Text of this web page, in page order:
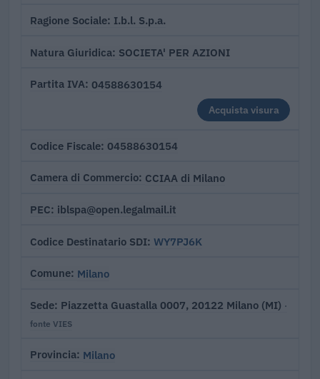
Ragione Sociale I.b.l. S.p.a.
Natura Giuridica SOCIETA' PER AZIONI
Partita IVA 04588630154
Acquista visura
Codice Fiscale 04588630154
Camera di Commercio CCIAA di Milano
PEC iblspa@open.legalmail.it
Codice Destinatario SDI WY7PJ6K
Comune Milano
Sede Piazzetta Guastalla 0007, 20122 Milano (MI) ·
fonte VIES
Provincia Milano